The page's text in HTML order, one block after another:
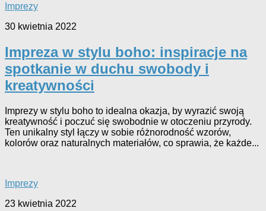
Imprezy
30 kwietnia 2022
Impreza w stylu boho: inspiracje na
spotkanie w duchu swobody i
kreatywności
Imprezy w stylu boho to idealna okazja, by wyrazić swoją
kreatywność i poczuć się swobodnie w otoczeniu przyrody.
Ten unikalny styl łączy w sobie różnorodność wzorów,
kolorów oraz naturalnych materiałów, co sprawia, że każde...
Imprezy
23 kwietnia 2022